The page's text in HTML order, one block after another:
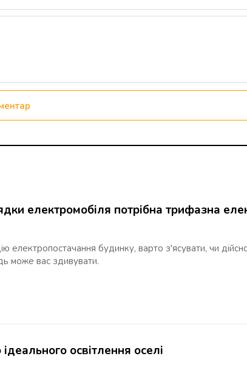
електромобіля потрібна трифазна
електропостачання будинку, варто з'ясувати, чи
може вас здивувати.
освітлення оселі